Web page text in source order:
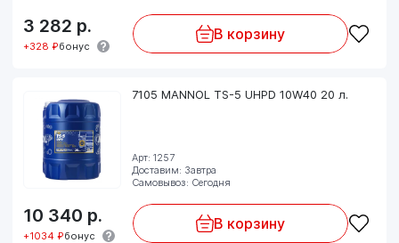
3 282 р.
+328 ₽бонус
В корзину
7105 MANNOL TS-5 UHPD 10W40 20 л.
Арт: 1257
Доставим: Завтра
Самовывоз: Сегодня
10 340 р.
+1034 ₽бонус
В корзину